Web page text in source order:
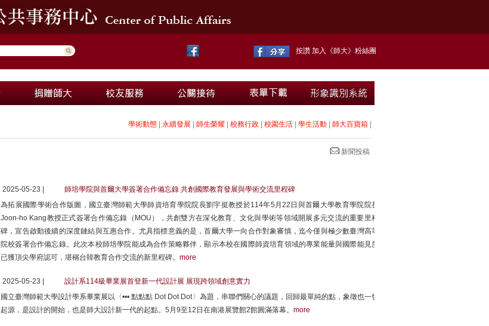
按讚 加入《師大》粉絲團
學術動態 永續發展 師生榮耀 校務行政 校園生活 學生活動 師大百寶箱
新聞投稿
2025-05-23 |
師培學院與首爾大學簽署合作備忘錄 共創國際教育發展與學術交流里程碑
為拓展國際學術合作版圖，國立臺灣師範大學師資培育學院院長劉宇挺教授於114年5月22日與首爾大學教育學院院長
Joon-ho Kang教授正式簽署合作備忘錄（MOU），共創雙方在深化教育、文化與學術等領域開展多元交流的重要里程
碑，宣告啟動後續的深度鏈結與互惠合作。尤具指標意義的是，首爾大學一向合作對象審慎，迄今僅與極少數臺灣高等
院校簽署合作備忘錄。此次本校師培學院能成為合作策略夥伴，顯示本校在國際師資培育領域的專業能量與國際能見度
已獲頂尖學府認可，堪稱台韓教育合作交流的新里程碑。 more
2025-05-23 |
設計系114級畢業展首登新一代設計展 展現跨領域創意實力
國立臺灣師範大學設計學系畢業展以〈••• 點點點 Dot Dot Dot〉為題，串聯們關心的議題，回歸最單純的點，象徵也一切
起源，是設計的開始，也是師大設計新一代的起點。5月9至12日在南港展覽館2館圓滿落幕。 more